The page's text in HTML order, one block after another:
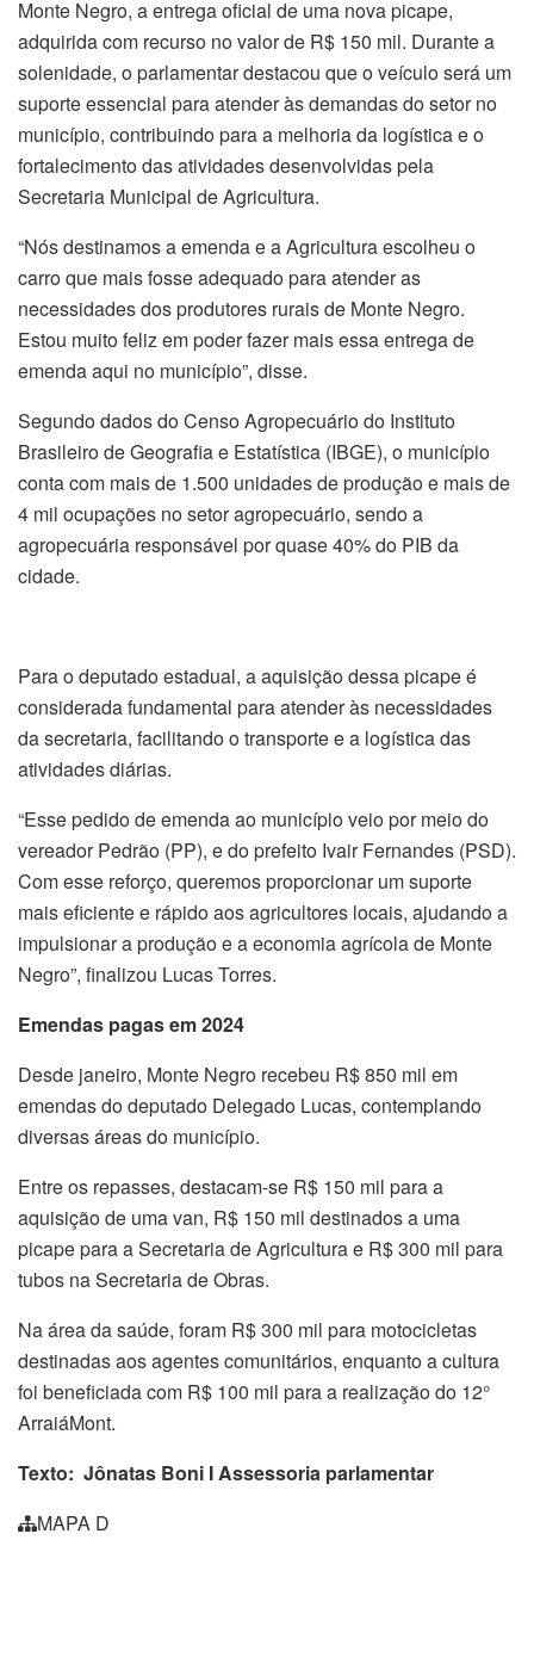
Monte Negro, a entrega oficial de uma nova picape,
adquirida com recurso no valor de R$ 150 mil. Durante a
solenidade, o parlamentar destacou que o veículo será um
suporte essencial para atender às demandas do setor no
município, contribuindo para a melhoria da logística e o
fortalecimento das atividades desenvolvidas pela
Secretaria Municipal de Agricultura.
“Nós destinamos a emenda e a Agricultura escolheu o
carro que mais fosse adequado para atender as
necessidades dos produtores rurais de Monte Negro.
Estou muito feliz em poder fazer mais essa entrega de
emenda aqui no município”, disse.
Segundo dados do Censo Agropecuário do Instituto
Brasileiro de Geografia e Estatística (IBGE), o município
conta com mais de 1.500 unidades de produção e mais de
4 mil ocupações no setor agropecuário, sendo a
agropecuária responsável por quase 40% do PIB da
cidade.
Para o deputado estadual, a aquisição dessa picape é
considerada fundamental para atender às necessidades
da secretaria, facilitando o transporte e a logística das
atividades diárias.
“Esse pedido de emenda ao município veio por meio do
vereador Pedrão (PP), e do prefeito Ivair Fernandes (PSD).
Com esse reforço, queremos proporcionar um suporte
mais eficiente e rápido aos agricultores locais, ajudando a
impulsionar a produção e a economia agrícola de Monte
Negro”, finalizou Lucas Torres.
Emendas pagas em 2024
Desde janeiro, Monte Negro recebeu R$ 850 mil em
emendas do deputado Delegado Lucas, contemplando
diversas áreas do município.
Entre os repasses, destacam-se R$ 150 mil para a
aquisição de uma van, R$ 150 mil destinados a uma
picape para a Secretaria de Agricultura e R$ 300 mil para
tubos na Secretaria de Obras.
Na área da saúde, foram R$ 300 mil para motocicletas
destinadas aos agentes comunitários, enquanto a cultura
foi beneficiada com R$ 100 mil para a realização do 12°
ArraiáMont.
Texto: Jônatas Boni I Assessoria parlamentar
MAPA D